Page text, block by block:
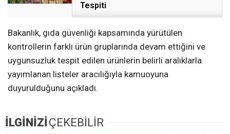
Tespiti
Bakanlık, gıda güvenliği kapsamında yürütülen
kontrollerin farklı ürün gruplarında devam ettiğini ve
uygunsuzluk tespit edilen ürünlerin belirli aralıklarla
yayımlanan listeler aracılığıyla kamuoyuna
duyurulduğunu açıkladı.
İLGİNİZİÇEKEBİLİR